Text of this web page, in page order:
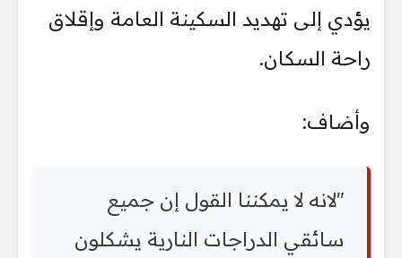
يؤدي إلى تهديد السكينة العامة وإقلاق
راحة السكان.
وأضاف:
"لانه لا يمكننا القول إن جميع
سائقي الدراجات النارية يشكلون